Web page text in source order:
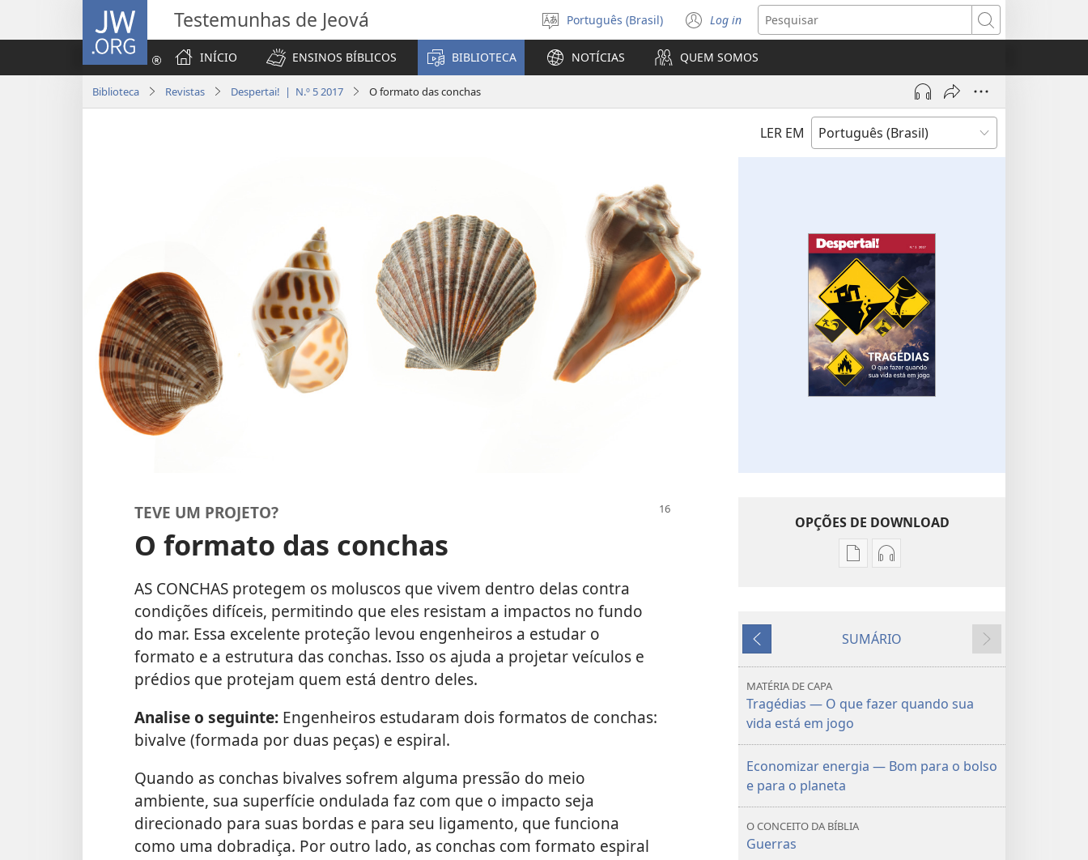
JW.ORG Testemunhas de Jeová
Selecione
o
idioma
Português (Brasil) Log in
(abre
nova
janela)
Pesquisar
INÍCIO
ENSINOS BÍBLICOS BIBLIOTECA NOTÍCIAS QUEM SOMOS
Biblioteca Revistas Despertai! | N.º 5 2017 O formato das conchas
LER EM
TEVE UM PROJETO?
O formato das conchas
AS CONCHAS protegem os moluscos que vivem dentro delas contra
condições difíceis, permitindo que eles resistam a impactos no fundo
do mar. Essa excelente proteção levou engenheiros a estudar o
formato e a estrutura das conchas. Isso os ajuda a projetar veículos e
prédios que protejam quem está dentro deles.
Analise o seguinte: Engenheiros estudaram dois formatos de conchas:
bivalve (formada por duas peças) e espiral.
Quando as conchas bivalves sofrem alguma pressão do meio
ambiente, sua superfície ondulada faz com que o impacto seja
direcionado para suas bordas e para seu ligamento, que funciona
como uma dobradiça. Por outro lado, as conchas com formato espiral
OPÇÕES DE DOWNLOAD
Opções
publicações
—
O
fazer
quando
está
Opções
áudio
—
fazer
quando
Anterior
SUMÁRIO
Próximo
MATÉRIA DE CAPA
Tragédias — O que fazer quando sua
vida está em jogo
Economizar energia — Bom para o bolso
e para o planeta
O CONCEITO DA BÍBLIA
Guerras